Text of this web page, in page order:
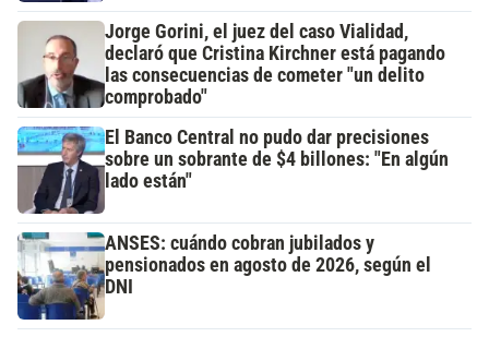
Jorge Gorini, el juez del caso Vialidad,
declaró que Cristina Kirchner está pagando
las consecuencias de cometer "un delito
comprobado"
El Banco Central no pudo dar precisiones
sobre un sobrante de $4 billones: "En algún
lado están"
ANSES: cuándo cobran jubilados y
pensionados en agosto de 2026, según el
DNI